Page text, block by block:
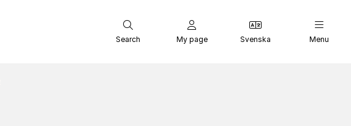
Search My page Svenska Menu